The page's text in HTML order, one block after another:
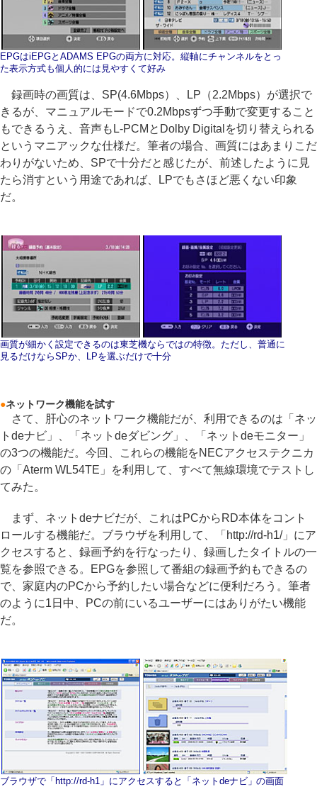
EPGはiEPGとADAMS EPGの両方に対応。縦軸にチャンネルをとっ
た表示方式も個人的には見やすくて好み
録画時の画質は、SP(4.6Mbps）、LP（2.2Mbps）が選択で
きるが、マニュアルモードで0.2Mbpsずつ手動で変更すること
もできるうえ、音声もL-PCMとDolby Digitalを切り替えられる
というマニアックな仕様だ。筆者の場合、画質にはあまりこだ
わりがないため、SPで十分だと感じたが、前述したように見
たら消すという用途であれば、LPでもさほど悪くない印象
だ。
画質が細かく設定できるのは東芝機ならではの特徴。ただし、普通に
見るだけならSPか、LPを選ぶだけで十分
●ネットワーク機能を試す
さて、肝心のネットワーク機能だが、利用できるのは「ネッ
トdeナビ」、「ネットdeダビング」、「ネットdeモニター」
の3つの機能だ。今回、これらの機能をNECアクセステクニカ
の「Aterm WL54TE」を利用して、すべて無線環境でテストし
てみた。
まず、ネットdeナビだが、これはPCからRD本体をコント
ロールする機能だ。ブラウザを利用して、「http://rd-h1/」にア
クセスすると、録画予約を行なったり、録画したタイトルの一
覧を参照できる。EPGを参照して番組の録画予約もできるの
で、家庭内のPCから予約したい場合などに便利だろう。筆者
のように1日中、PCの前にいるユーザーにはありがたい機能
だ。
ブラウザで「http://rd-h1」にアクセスすると「ネットdeナビ」の画面